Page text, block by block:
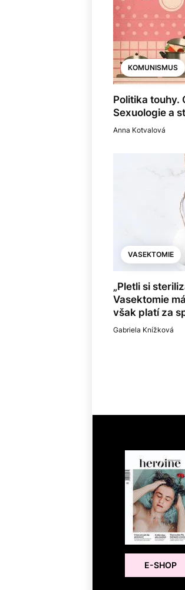
KOMUNISMUS
Politika touhy.
Sexuologie a
Anna Kotvalová
VASEKTOMIE
„Pletli si
Vasektomie
však platí za
Gabriela Knížková
E-SHOP